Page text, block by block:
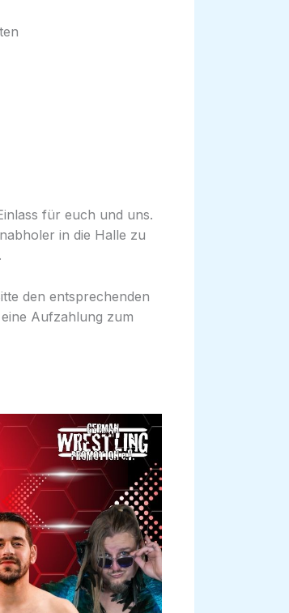
für euch und uns.
in die Halle zu
den entsprechenden
Aufzahlung zum